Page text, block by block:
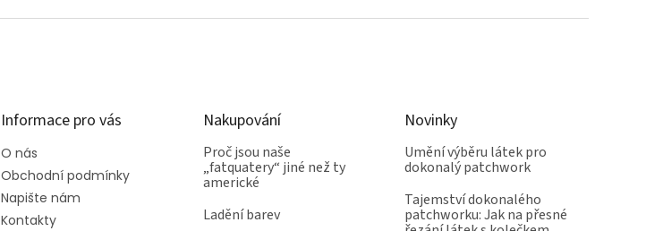
Informace pro vás
O nás
Obchodní podmínky
Napište nám
Kontakty
Nakupování
Proč jsou naše
„fatquatery“ jiné než ty
americké
Ladění barev
Novinky
Umění výběru látek pro
dokonalý patchwork
Tajemství dokonalého
patchworku: Jak na přesné